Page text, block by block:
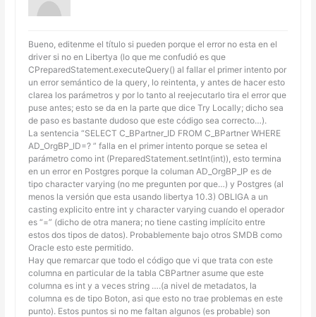
Bueno, editenme el título si pueden porque el error no esta en el
driver si no en Libertya (lo que me confudió es que
CPreparedStatement.executeQuery() al fallar el primer intento por
un error semántico de la query, lo reintenta, y antes de hacer esto
clarea los parámetros y por lo tanto al reejecutarlo tira el error que
puse antes; esto se da en la parte que dice Try Locally; dicho sea
de paso es bastante dudoso que este código sea correcto…).
La sentencia “SELECT C_BPartner_ID FROM C_BPartner WHERE
AD_OrgBP_ID=? ” falla en el primer intento porque se setea el
parámetro como int (PreparedStatement.setInt(int)), esto termina
en un error en Postgres porque la columan AD_OrgBP_IP es de
tipo character varying (no me pregunten por que…) y Postgres (al
menos la versión que esta usando libertya 10.3) OBLIGA a un
casting explicito entre int y character varying cuando el operador
es “=” (dicho de otra manera; no tiene casting implícito entre
estos dos tipos de datos). Probablemente bajo otros SMDB como
Oracle esto este permitido.
Hay que remarcar que todo el código que vi que trata con este
columna en particular de la tabla CBPartner asume que este
columna es int y a veces string ….(a nivel de metadatos, la
columna es de tipo Boton, asi que esto no trae problemas en este
punto). Estos puntos si no me faltan algunos (es probable) son